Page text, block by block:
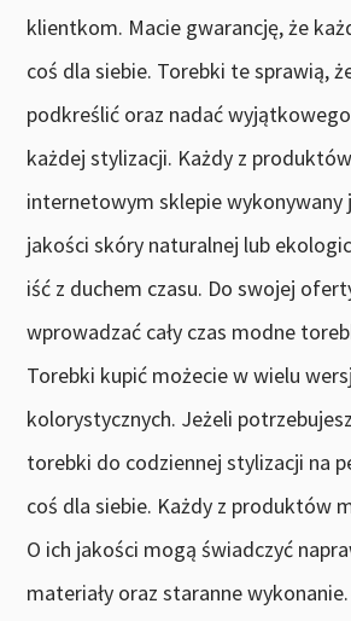
klientkom. Macie gwarancję, że
coś dla siebie. Torebki te sprawią,
podkreślić oraz nadać
każdej stylizacji. Każdy z
internetowym sklepie wykonywany
jakości skóry naturalnej lub
iść z duchem czasu. Do swojej
wprowadzać cały czas modne
Torebki kupić możecie w wielu
kolorystycznych. Jeżeli
torebki do codziennej stylizacji na
coś dla siebie. Każdy z produktów
O ich jakości mogą świadczyć
materiały oraz staranne